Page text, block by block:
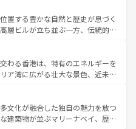
韓国の多彩な魅力を心ゆくまで味
てみてほしい。 なお、新着の韓国情報はコンテンツ一
息づく。ハノイの古い町並みやホ
治時代の建物も、独特の雰囲気を
バラエティの豊かさとおいしさで
ー、ベトナムコーヒーなどは、ぜ
の地域を訪れてもあたたかい人々
ので、きっと忘れられない旅にな
置する豊かな自然と歴史が息づく
層ビルが立ち並ぶ一方、伝統的な
北部ではチェンマイなどの山岳地
部ではプーケットやクラビの美し
を楽しむことができる。タイ料理
暖で、どの季節にも異なる楽しみ
すいタイの人々、仏教を中心とし
光資源が、訪れる旅人を魅了し続
わる香港は、特有のエネルギーを
ア湾に広がる壮大な景色、近未来
するはず。観光スポットが密集し
ろを回れるのも魅力。息をのむよ
験まで、香港を存分に楽しみ尽く
文化が融合した独自の魅力を放つ
建築物が並ぶマリーナベイ、歴史